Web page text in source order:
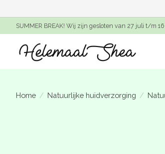
SUMMER BREAK! Wij zijn gesloten van 27 juli t/m
Home / Natuurlijke huidverzorging /